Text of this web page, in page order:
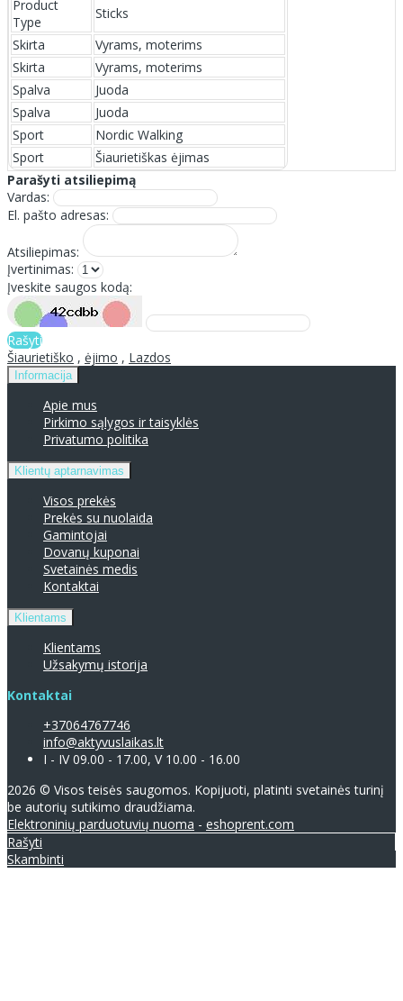
Product
Type
Sticks
Skirta
Vyrams, moterims
Skirta
Vyrams, moterims
Spalva
Juoda
Spalva
Juoda
Sport
Nordic Walking
Sport
Šiaurietiškas ėjimas
Parašyti atsiliepimą
Vardas:
El. pašto adresas:
Atsiliepimas:
Įvertinimas:
Įveskite saugos kodą:
Rašyti
Šiaurietiško , ėjimo , Lazdos
Informacija
Apie mus
Pirkimo sąlygos ir taisyklės
Privatumo politika
Klientų aptarnavimas
Visos prekės
Prekės su nuolaida
Gamintojai
Dovanų kuponai
Svetainės medis
Kontaktai
Klientams
Klientams
Užsakymų istorija
Kontaktai
+37064767746
info@aktyvuslaikas.lt
I - IV 09.00 - 17.00, V 10.00 - 16.00
2026 © Visos teisės saugomos. Kopijuoti, platinti svetainės turinį
be autorių sutikimo draudžiama.
Elektroninių parduotuvių nuoma - eshoprent.com
Rašyti
Skambinti